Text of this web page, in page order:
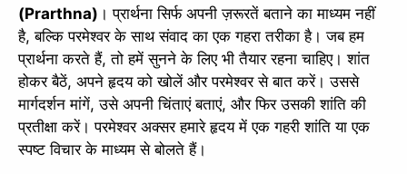
(Prarthna) । प्रार्थना सिर्फ अपनी ज़रूरतें बताने का माध्यम नहीं
है, बल्कि परमेश्वर के साथ संवाद का एक गहरा तरीका है। जब हम
प्रार्थना करते हैं, तो हमें सुनने के लिए भी तैयार रहना चाहिए। शांत
होकर बैठें, अपने हृदय को खोलें और परमेश्वर से बात करें। उससे
मार्गदर्शन मांगें, उसे अपनी चिंताएं बताएं, और फिर उसकी शांति की
प्रतीक्षा करें। परमेश्वर अक्सर हमारे हृदय में एक गहरी शांति या एक
स्पष्ट विचार के माध्यम से बोलते हैं।